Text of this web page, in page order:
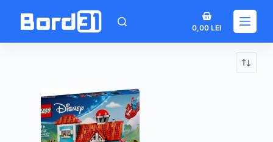
Coș
de
cumpărături
0,00LEI